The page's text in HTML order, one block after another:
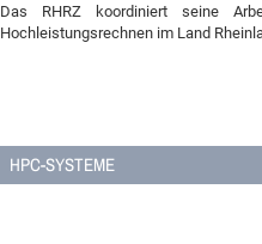
Das RHRZ koordiniert seine
Hochleistungsrechnen im Land
HPC-SYSTEME